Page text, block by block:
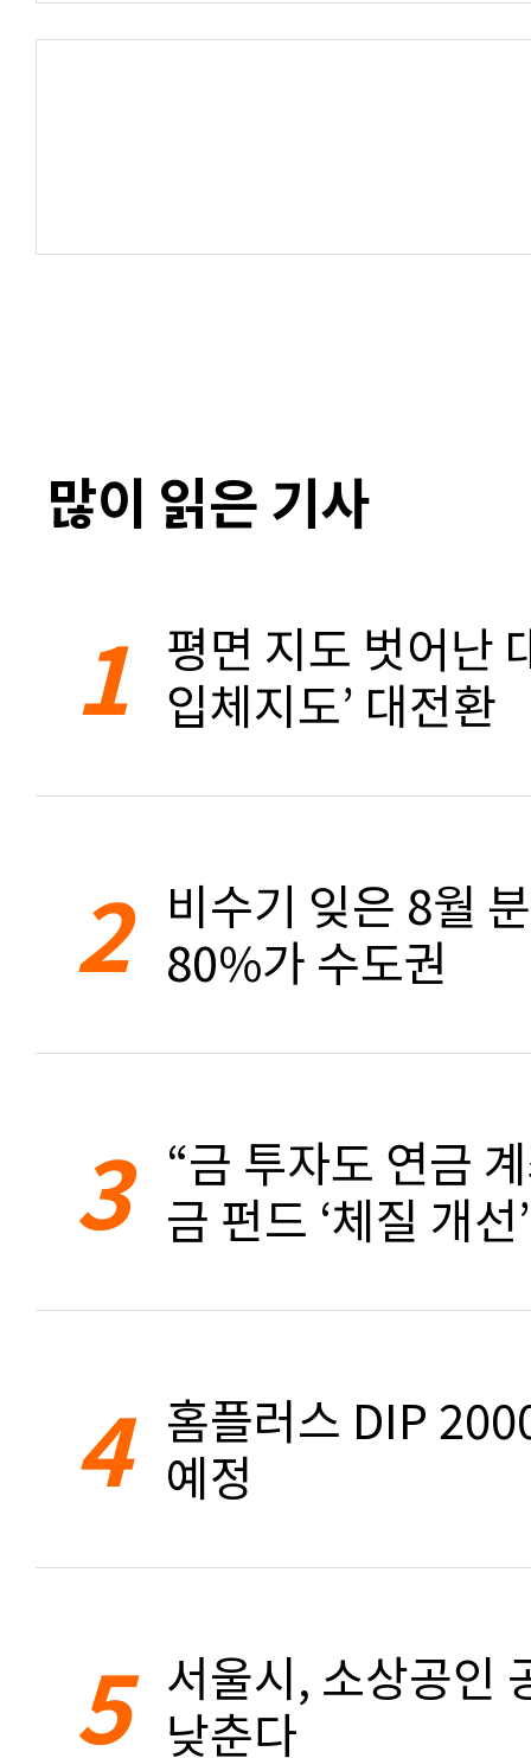
많이 읽은 기사
1 평면 지도 벗어난
입체지도’ 대전환
2 비수기 잊은 8월
80%가 수도권
3 “금 투자도 연금
금 펀드 ‘체질 개선’
4 홈플러스 DIP
예정
5 서울시, 소상공인
낮춘다